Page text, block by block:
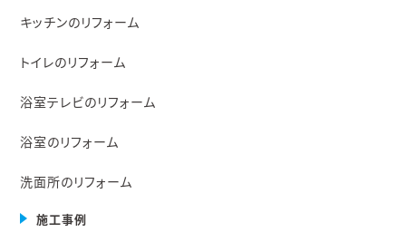
キッチンのリフォーム
トイレのリフォーム
浴室テレビのリフォーム
浴室のリフォーム
洗面所のリフォーム
施工事例